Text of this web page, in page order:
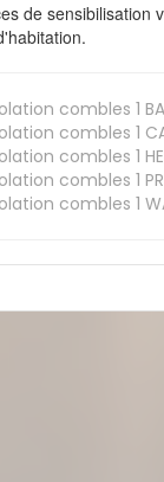
de
combles 1
combles 1
combles 1
combles 1
combles 1